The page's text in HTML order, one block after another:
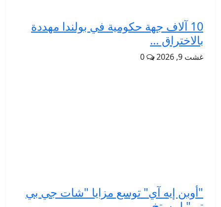
10 آلاف جهة حكومية في بولندا مهددة
بالاختراق ...
غشت 9, 2026 0
"أوبن إيه آي" توسع مزايا "شات جي بي